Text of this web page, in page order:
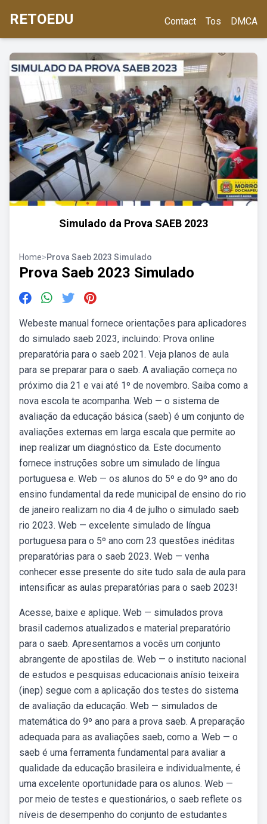
RETOEDU Contact Tos DMCA
Simulado da Prova SAEB 2023
Home>Prova Saeb 2023 Simulado
Prova Saeb 2023 Simulado
Webeste manual fornece orientações para aplicadores
do simulado saeb 2023, incluindo: Prova online
preparatória para o saeb 2021. Veja planos de aula
para se preparar para o saeb. A avaliação começa no
próximo dia 21 e vai até 1º de novembro. Saiba como a
nova escola te acompanha. Web — o sistema de
avaliação da educação básica (saeb) é um conjunto de
avaliações externas em larga escala que permite ao
inep realizar um diagnóstico da. Este documento
fornece instruções sobre um simulado de língua
portuguesa e. Web — os alunos do 5º e do 9º ano do
ensino fundamental da rede municipal de ensino do rio
de janeiro realizam no dia 4 de julho o simulado saeb
rio 2023. Web — excelente simulado de língua
portuguesa para o 5º ano com 23 questões inéditas
preparatórias para o saeb 2023. Web — venha
conhecer esse presente do site tudo sala de aula para
intensificar as aulas preparatórias para o saeb 2023!
Acesse, baixe e aplique. Web — simulados prova
brasil cadernos atualizados e material preparatório
para o saeb. Apresentamos a vocês um conjunto
abrangente de apostilas de. Web — o instituto nacional
de estudos e pesquisas educacionais anísio teixeira
(inep) segue com a aplicação dos testes do sistema
de avaliação da educação. Web — simulados de
matemática do 9º ano para a prova saeb. A preparação
adequada para as avaliações saeb, como a. Web — o
saeb é uma ferramenta fundamental para avaliar a
qualidade da educação brasileira e individualmente, é
uma excelente oportunidade para os alunos. Web —
por meio de testes e questionários, o saeb reflete os
níveis de desempenho do conjunto de estudantes